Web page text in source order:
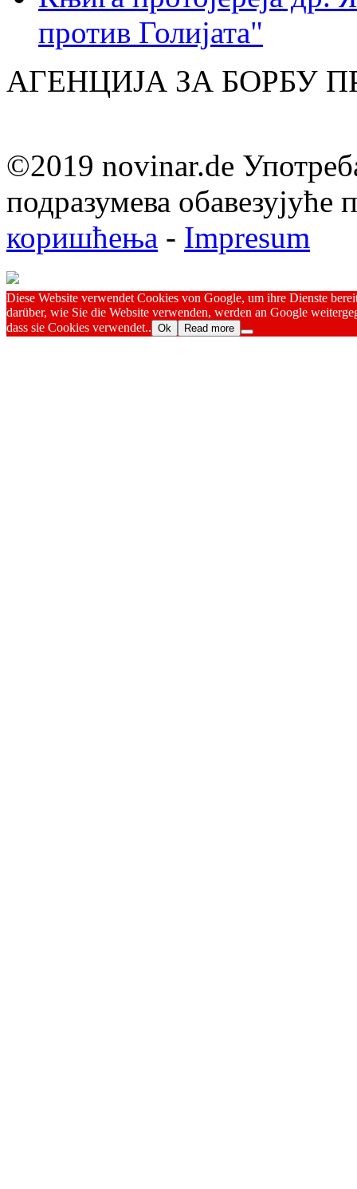
против Голијата"
АГЕНЦИЈА ЗА БОРБУ
©2019 novinar.de
подразумева обавезујуће
коришћења - Impresum
Diese Website verwendet Cookies von Google, um ihre Dienste
darüber, wie Sie die Website verwenden, werden an Google
dass sie Cookies verwendet.. Ok Read more